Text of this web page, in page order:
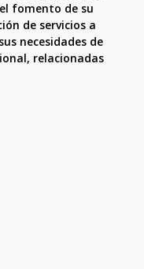
fomento de su
de servicios a
necesidades de
relacionadas